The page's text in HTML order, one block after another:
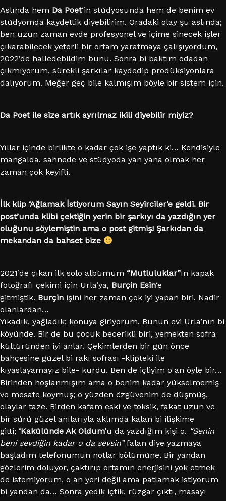
Aslında hem Da Poet‘in stüdyosunda hem de benim ev
stüdyomda kaydettik diyebilirim. Oradaki olay şu aslında;
ben uzun zaman evde profesyonel ve içime sinecek işler
çıkarabilecek yeterli bir ortam yaratmaya çalışıyordum,
2022’de halledebildim bunu. Sonra bi baktım odadan
çıkmıyorum, sürekli şarkılar kaydedip prodüksiyonlara
dalıyorum. Meğer geç bile kalmışım böyle bir sistem için.
Da Poet ile size artık ayrılmaz ikili diyebilir miyiz?
Yıllar içinde birlikte o kadar çok işe yaptık ki… Kendisiyle
mangalda, sahnede ve stüdyoda yan yana olmak her
zaman çok keyifli.
İlk klip ‘Ağlamak İstiyorum Sayın Seyirciler’e geldi. Bir
post’unda klibi çektiğin yerin bir şarkıyı da yazdığın yer
oluğunu söylemiştin ama o post gitmiş! Şarkıdan da
mekandan da bahset bize
2021’de çıkan ilk solo albümüm “Mutluluklar”ın kapak
fotoğrafı çekimi için Urla’ya, Burçin Esin‘e
gitmiştik. Burçin işini her zaman çok iyi yapan biri. Nadir
olanlardan…
Yıkadık, yağladık; konuya giriyorum. Bunun evi Urla’nın bi
köyünde. Bir de bu çocuk becerikli biri, yemekten sofra
kültüründen iyi anlar. Çekimlerden bir gün önce
bahçesine güzel bi rakı sofrası -klipteki ile
kıyaslayamayız bile- kurdu. Ben de içliyim o an öyle bir…
Birinden hoşlanmışım ama o benim kadar yükselmemiş
ve mesafe koymuş; o yüzden özgüvenim de düşmüş,
olaylar taze. Birden kafam eski ve toksik, fakat uzun ve
bir sürü güzel anılarıyla aklımda kalan bi ilişkime
gitti; ‘Kakülünde Ak Oldum’u da yazdığım kişi o. “Senin
beni sevdiğin kadar o da sevsin”falan diye yazmaya
başladım telefonumun notlar bölümüne. Bir yandan
gözlerim doluyor, çaktırıp ortamın enerjisini yok etmek
de istemiyorum, o an yeri değil ama patlamak istiyorum
bi yandan da… Sonra yedik içtik, rüzgar çıktı, masayı